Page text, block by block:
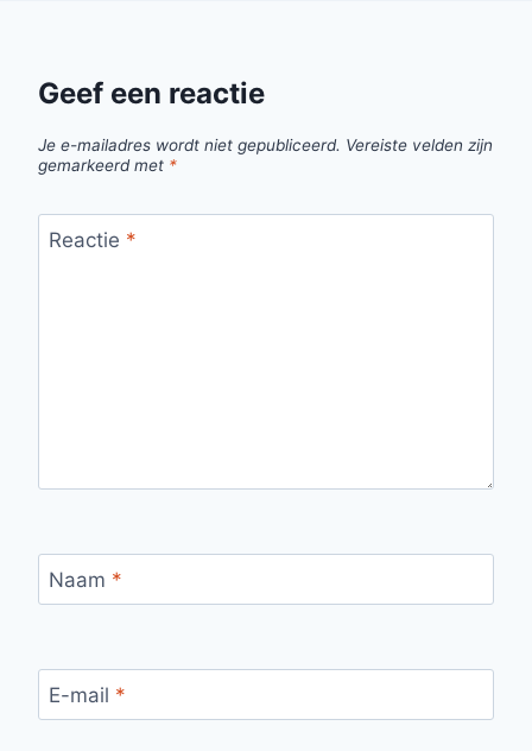
Geef een reactie
Je e-mailadres wordt niet gepubliceerd. Vereiste velden zijn
gemarkeerd met *
Reactie *
Naam *
E-mail *